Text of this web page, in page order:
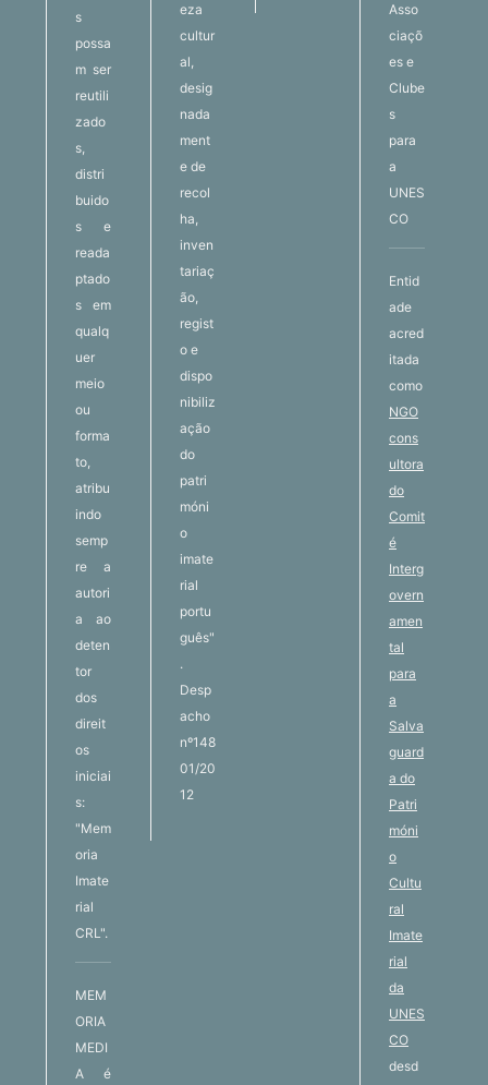
s
possa
m ser
reutili
zado
s,
distri
buido
s e
reada
ptado
s em
qualq
uer
meio
ou
forma
to,
atribu
indo
semp
re a
autori
a ao
deten
tor
dos
direit
os
iniciai
s:
"Mem
oria
Imate
rial
CRL".
MEM
ORIA
MEDI
A é
eza
cultur
al,
desig
nada
ment
e de
recol
ha,
inven
tariaç
ão,
regist
o e
dispo
nibiliz
ação
do
patri
móni
o
imate
rial
portu
guês"
.
Desp
acho
nº148
01/20
12
Asso
ciaçõ
es e
Clube
s
para
a
UNES
CO
Entid
ade
acred
itada
como
NGO
cons
ultora
do
Comit
é
Interg
overn
amen
tal
para
a
Salva
guard
a do
Patri
móni
o
Cultu
ral
Imate
rial
da
UNES
CO
desd